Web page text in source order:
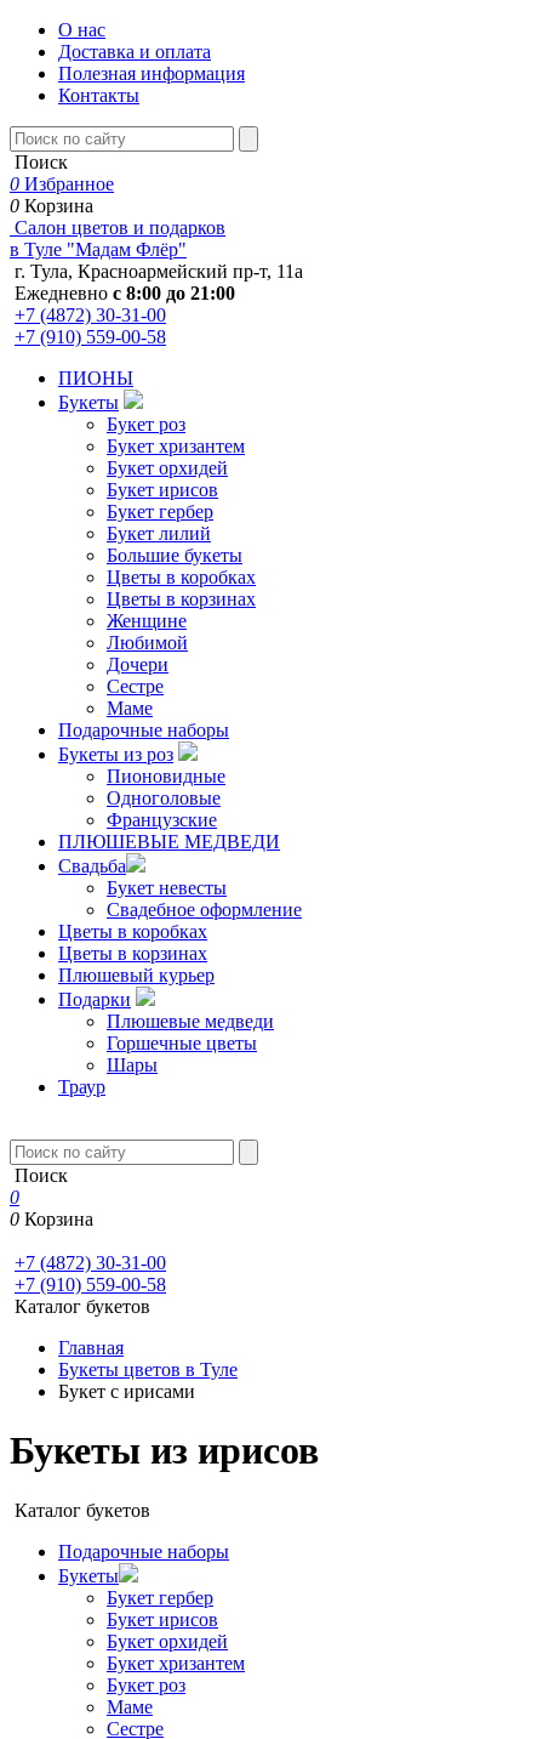
О нас
Доставка и оплата
Полезная информация
Контакты
Поиск
0 Избранное
0 Корзина
Салон цветов и подарков
в Туле "Мадам Флёр"
г. Тула, Красноармейский пр-т, 11а
Ежедневно с 8:00 до 21:00
+7 (4872) 30-31-00
+7 (910) 559-00-58
ПИОНЫ
Букеты
Букет роз
Букет хризантем
Букет орхидей
Букет ирисов
Букет гербер
Букет лилий
Большие букеты
Цветы в коробках
Цветы в корзинах
Женщине
Любимой
Дочери
Сестре
Маме
Подарочные наборы
Букеты из роз
Пионовидные
Одноголовые
Французские
ПЛЮШЕВЫЕ МЕДВЕДИ
Свадьба
Букет невесты
Свадебное оформление
Цветы в коробках
Цветы в корзинах
Плюшевый курьер
Подарки
Плюшевые медведи
Горшечные цветы
Шары
Траур
Поиск
0
0 Корзина
+7 (4872) 30-31-00
+7 (910) 559-00-58
Каталог букетов
Главная
Букеты цветов в Туле
Букет с ирисами
Букеты из ирисов
Каталог букетов
Подарочные наборы
Букеты
Букет гербер
Букет ирисов
Букет орхидей
Букет хризантем
Букет роз
Маме
Сестре